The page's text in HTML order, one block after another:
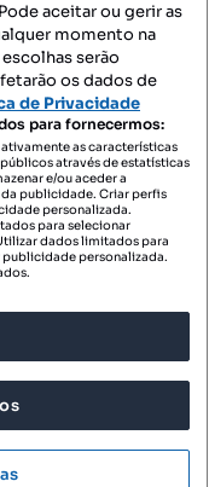
S.A.
aceitar ou gerir as
momento na
serão
os dados de
de Privacidade
para fornecermos:
as características
através de estatísticas
e/ou aceder a
publicidade. Criar perfis
personalizada.
para selecionar
dados limitados para
personalizada.